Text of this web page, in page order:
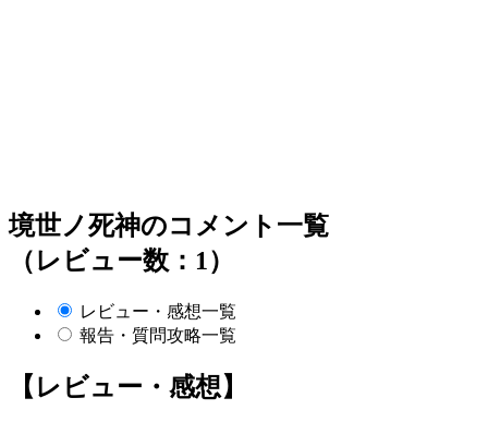
境世ノ死神のコメント一覧
（レビュー数：1）
レビュー・感想一覧
報告・質問攻略一覧
【レビュー・感想】